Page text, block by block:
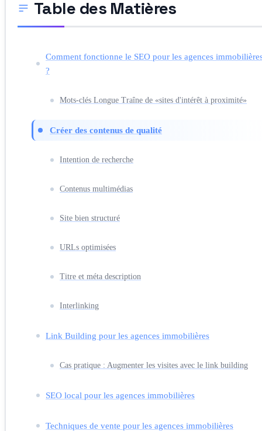
Table des Matières
Comment fonctionne le SEO pour les agences
?
Mots-clés Longue Traîne de «sites d'intérêt à proximité»
Créer des contenus de qualité
Intention de recherche
Contenus multimédias
Site bien structuré
URLs optimisées
Titre et méta description
Interlinking
Link Building pour les agences immobilières
Cas pratique : Augmenter les visites avec le link building
SEO local pour les agences immobilières
Techniques de vente pour les agences immobilières